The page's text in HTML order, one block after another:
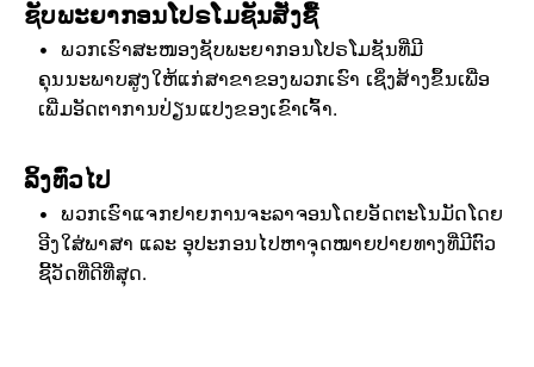
ຊັບພະຍາກອນໂປຣໂມຊັນສັ່ງຊື້
ພວກເຮົາສະໜອງຊັບພະຍາກອນໂປຣໂມຊັນທີ່ມີ
ຄຸນນະພາບສູງໃຫ້ແກ່ສາຂາຂອງພວກເຮົາ ເຊິ່ງສ້າງຂຶ້ນເພື່ອ
ເພີ່ມອັດຕາການປ່ຽນແປງຂອງເຂົາເຈົ້າ.
ລິ້ງທົ່ວໄປ
ພວກເຮົາແຈກຢາຍການຈະລາຈອນໂດຍອັດຕະໂນມັດໂດຍ
ອີງໃສ່ພາສາ ແລະ ອຸປະກອນໄປຫາຈຸດໝາຍປາຍທາງທີ່ມີຕົວ
ຊີ້ວັດທີ່ດີທີ່ສຸດ.